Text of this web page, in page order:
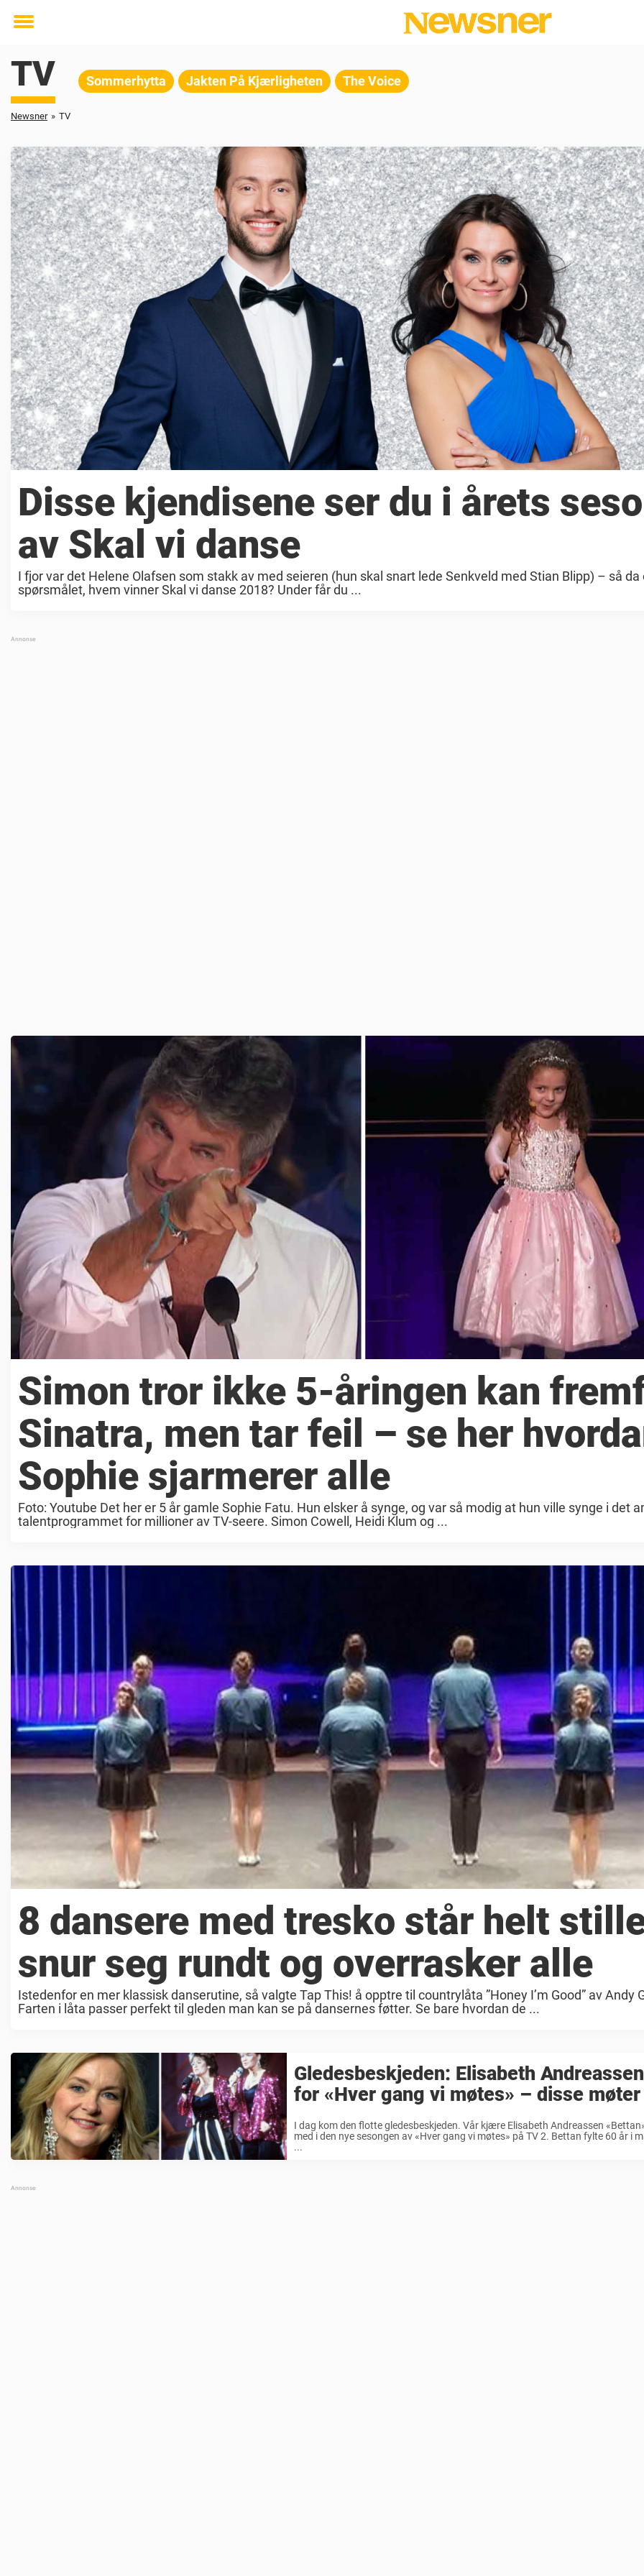
Toggle
TV Sommerhytta Jakten På Kjærligheten The Voice
Newsner » TV
Disse kjendisene ser du i årets
av Skal vi danse
I fjor var det Helene Olafsen som stakk av med seieren (hun skal snart lede Senkveld med Stian Blipp) – så
spørsmålet, hvem vinner Skal vi danse 2018? Under får du ...
Simon tror ikke 5-åringen kan
Sinatra, men tar feil – se her
Sophie sjarmerer alle
Foto: Youtube Det her er 5 år gamle Sophie Fatu. Hun elsker å synge, og var så modig at hun ville synge i det
talentprogrammet for millioner av TV-seere. Simon Cowell, Heidi Klum og ...
8 dansere med tresko står helt
snur seg rundt og overrasker alle
Istedenfor en mer klassisk danserutine, så valgte Tap This! å opptre til countrylåta ”Honey I’m Good” av Andy
Farten i låta passer perfekt til gleden man kan se på dansernes føtter. Se bare hvordan de ...
Gledesbeskjeden: Elisabeth
for «Hver gang vi møtes» – disse
I dag kom den flotte gledesbeskjeden. Vår kjære Elisabeth Andreassen
med i den nye sesongen av «Hver gang vi møtes» på TV 2. Bettan fylte 60 år i
...